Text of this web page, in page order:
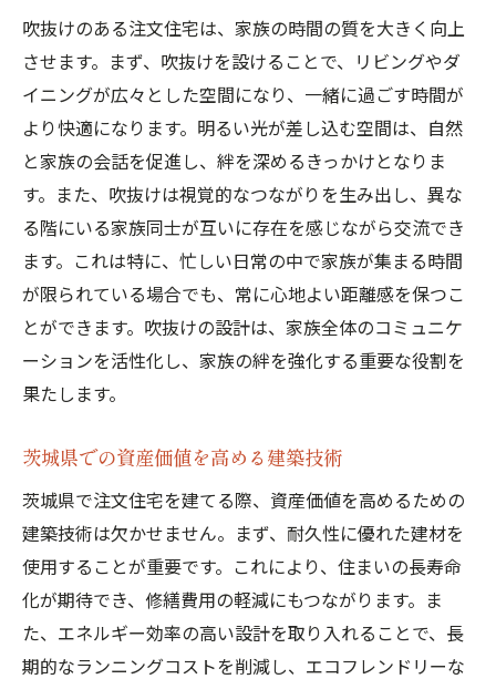
友人や家族を招いてのホームパーティー
吹抜け空間での趣味を楽しむ方法
茨城県での快適なライフスタイルの提案
吹抜けのある注文住宅は、家族の時間の質を大きく向上
させます。まず、吹抜けを設けることで、リビングやダ
イニングが広々とした空間になり、一緒に過ごす時間が
より快適になります。明るい光が差し込む空間は、自然
と家族の会話を促進し、絆を深めるきっかけとなりま
す。また、吹抜けは視覚的なつながりを生み出し、異な
る階にいる家族同士が互いに存在を感じながら交流でき
ます。これは特に、忙しい日常の中で家族が集まる時間
が限られている場合でも、常に心地よい距離感を保つこ
とができます。吹抜けの設計は、家族全体のコミュニケ
ーションを活性化し、家族の絆を強化する重要な役割を
果たします。
茨城県での資産価値を高める建築技術
茨城県で注文住宅を建てる際、資産価値を高めるための
建築技術は欠かせません。まず、耐久性に優れた建材を
使用することが重要です。これにより、住まいの長寿命
化が期待でき、修繕費用の軽減にもつながります。ま
た、エネルギー効率の高い設計を取り入れることで、長
期的なランニングコストを削減し、エコフレンドリーな